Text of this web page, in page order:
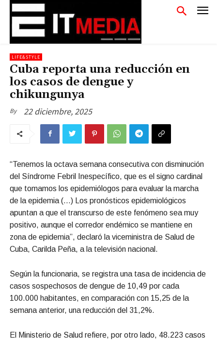
LIFE&STYLE
Cuba reporta una reducción en
los casos de dengue y
chikungunya
By 22 diciembre, 2025
“Tenemos la octava semana consecutiva con disminución
del Síndrome Febril Inespecífico, que es el signo cardinal
que tomamos los epidemiólogos para evaluar la marcha
de la epidemia (…) Los pronósticos epidemiológicos
apuntan a que el transcurso de este fenómeno sea muy
positivo, aunque el corredor endémico se mantiene en
zona de epidemia”, declaró la viceministra de Salud de
Cuba, Carilda Peña, a la televisión nacional.
Según la funcionaria, se registra una tasa de incidencia de
casos sospechosos de dengue de 10,49 por cada
100.000 habitantes, en comparación con 15,25 de la
semana anterior, una reducción del 31,2%.
El Ministerio de Salud refiere, por otro lado, 48.223 casos